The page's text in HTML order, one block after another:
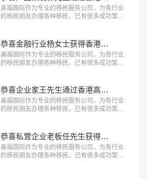
美福国际作为专业的移民服务公司，为各行业
的移民朋友办理各种移民，已有很多成功案
…
恭喜金融行业杨女士获得香港优才签证！
美福国际作为专业的移民服务公司，为各行业
的移民朋友办理各种移民，已有很多成功案
恭喜企业家王先生通过香港高端人才通行证计划！
美福国际作为专业的移民服务公司，为各行业
的移民朋友办理各种移民，已有很多成功案
恭喜私营企业老板任先生获得香港投资移民身份！
美福国际作为专业的移民服务公司，为各行业
的移民朋友办理各种移民，已有很多成功案